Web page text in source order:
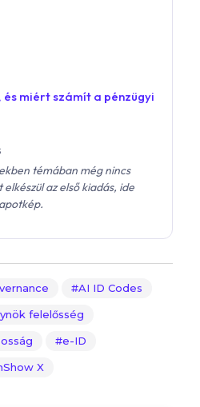
és miért számít a pénzügyi
témában még nincs
az első kiadás, ide
AI ID Codes
felelősség
e-ID
X